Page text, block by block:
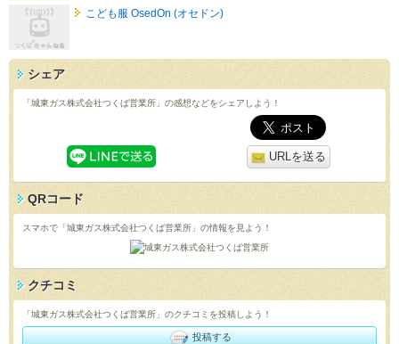
こども服 OsedOn (オセドン)
シェア
「城東ガス株式会社つくば営業所」の感想などをシェアしよう！
URLを送る
QRコード
スマホで「城東ガス株式会社つくば営業所」の情報を見よう！
クチコミ
「城東ガス株式会社つくば営業所」のクチコミを投稿しよう！
投稿する